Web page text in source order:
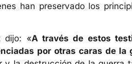
han preservado los
dijo: «A través de estos
por otras caras de la